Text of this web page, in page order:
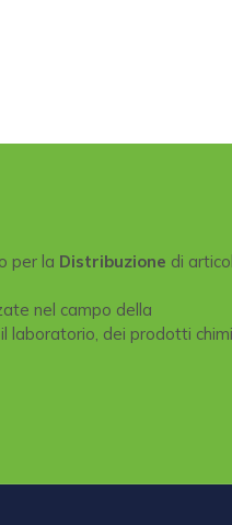
per la Distribuzione di
nel campo della
laboratorio, dei prodotti